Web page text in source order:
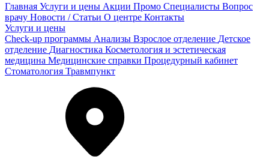
Главная Услуги и цены Акции Промо Специалисты Вопрос
врачу Новости / Статьи О центре Контакты
Услуги и цены
Check-up программы Анализы Взрослое отделение Детское
отделение Диагностика Косметология и эстетическая
медицина Медицинские справки Процедурный кабинет
Стоматология Травмпункт